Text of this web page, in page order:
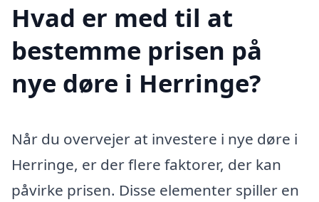
Hvad er med til at
bestemme prisen på
nye døre i Herringe?
Når du overvejer at investere i nye døre i
Herringe, er der flere faktorer, der kan
påvirke prisen. Disse elementer spiller en